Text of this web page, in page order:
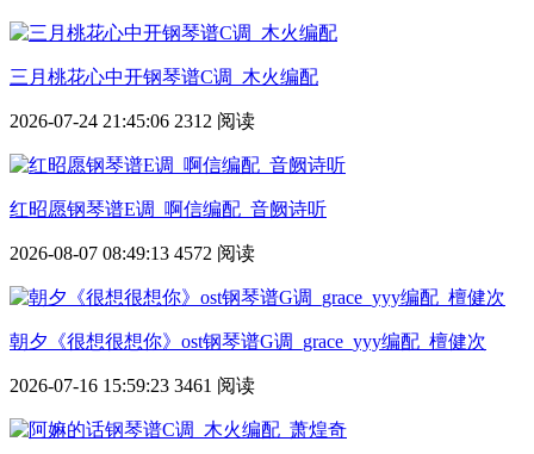
三月桃花心中开钢琴谱C调_木火编配
2026-07-24 21:45:06 2312 阅读
红昭愿钢琴谱E调_啊信编配_音阙诗听
2026-08-07 08:49:13 4572 阅读
朝夕《很想很想你》ost钢琴谱G调_grace_yyy编配_檀健次
2026-07-16 15:59:23 3461 阅读